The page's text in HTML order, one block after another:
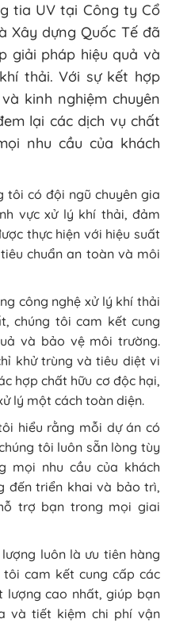
tia UV tại Công ty Cổ
Xây dựng Quốc Tế đã
giải pháp hiệu quả và
thải. Với sự kết hợp
kinh nghiệm chuyên
lại các dịch vụ chất
nhu cầu của khách
tôi có đội ngũ chuyên gia
vực xử lý khí thải, đảm
thực hiện với hiệu suất
chuẩn an toàn và môi
công nghệ xử lý khí thải
chúng tôi cam kết cung
và bảo vệ môi trường.
khử trùng và tiêu diệt vi
hợp chất hữu cơ độc hại,
lý một cách toàn diện.
hiểu rằng mỗi dự án có
tôi luôn sẵn lòng tùy
mọi nhu cầu của khách
đến triển khai và bảo trì,
trợ bạn trong mọi giai
luôn là ưu tiên hàng
tôi cam kết cung cấp các
lượng cao nhất, giúp bạn
và tiết kiệm chi phí vận